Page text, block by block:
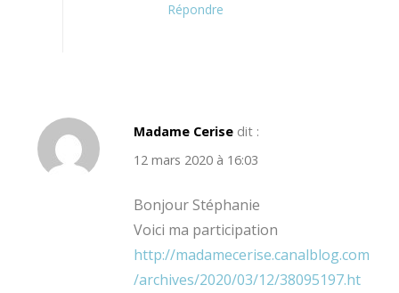
Répondre
Madame Cerise dit :
12 mars 2020 à 16:03
Bonjour Stéphanie
Voici ma participation
http://madamecerise.canalblog.com
/archives/2020/03/12/38095197.ht